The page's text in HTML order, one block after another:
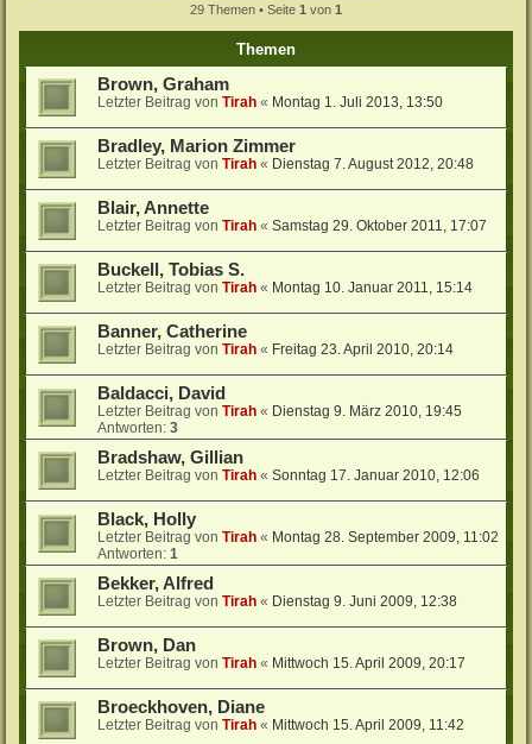
29 Themen • Seite 1 von 1
Themen
Brown, Graham
Letzter Beitrag von Tirah « Montag 1. Juli 2013, 13:50
Bradley, Marion Zimmer
Letzter Beitrag von Tirah « Dienstag 7. August 2012, 20:48
Blair, Annette
Letzter Beitrag von Tirah « Samstag 29. Oktober 2011, 17:07
Buckell, Tobias S.
Letzter Beitrag von Tirah « Montag 10. Januar 2011, 15:14
Banner, Catherine
Letzter Beitrag von Tirah « Freitag 23. April 2010, 20:14
Baldacci, David
Letzter Beitrag von Tirah « Dienstag 9. März 2010, 19:45
Antworten: 3
Bradshaw, Gillian
Letzter Beitrag von Tirah « Sonntag 17. Januar 2010, 12:06
Black, Holly
Letzter Beitrag von Tirah « Montag 28. September 2009, 11:02
Antworten: 1
Bekker, Alfred
Letzter Beitrag von Tirah « Dienstag 9. Juni 2009, 12:38
Brown, Dan
Letzter Beitrag von Tirah « Mittwoch 15. April 2009, 20:17
Broeckhoven, Diane
Letzter Beitrag von Tirah « Mittwoch 15. April 2009, 11:42